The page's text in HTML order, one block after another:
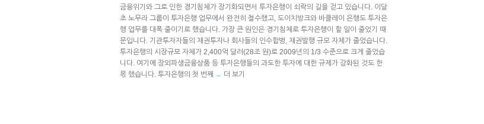
금융위기와 그로 인한 경기침체가 장기화되면서 투자은행이 쇠락의 길을 걷고 있습니다. 이달
초 노무라 그룹이 투자은행 업무에서 완전히 철수했고, 도이치방크와 바클레이 은행도 투자은
행 업무를 대폭 줄이기로 했습니다. 가장 큰 원인은 경기침체로 투자은행이 할 일이 줄었기 때
문입니다. 기관투자자들의 채권투자나 회사들의 인수합병, 채권발행 규모 자체가 줄었습니다.
투자은행의 시장규모 자체가 2,400억 달러(28조 원)로 2009년의 1/3 수준으로 크게 줄었습
니다. 여기에 장외파생금융상품 등 투자은행들의 과도한 투자에 대한 규제가 강화된 것도 한
몫 했습니다. 투자은행의 첫 번째 → 더 보기